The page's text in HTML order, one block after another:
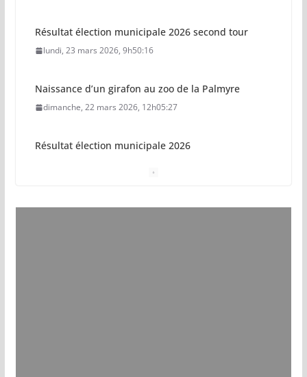
Résultat élection municipale 2026 second tour
lundi, 23 mars 2026, 9h50:16
Naissance d’un girafon au zoo de la Palmyre
dimanche, 22 mars 2026, 12h05:27
Résultat élection municipale 2026